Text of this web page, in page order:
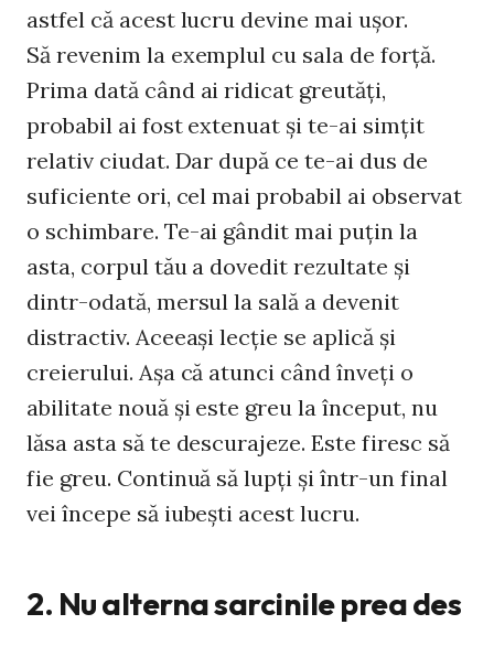
astfel că acest lucru devine mai uşor.
Să revenim la exemplul cu sala de forţă.
Prima dată când ai ridicat greutăţi,
probabil ai fost extenuat şi te-ai simţit
relativ ciudat. Dar după ce te-ai dus de
suficiente ori, cel mai probabil ai observat
o schimbare. Te-ai gândit mai puţin la
asta, corpul tău a dovedit rezultate şi
dintr-odată, mersul la sală a devenit
distractiv. Aceeaşi lecţie se aplică şi
creierului. Aşa că atunci când înveţi o
abilitate nouă şi este greu la început, nu
lăsa asta să te descurajeze. Este firesc să
fie greu. Continuă să lupţi şi într-un final
vei începe să iubeşti acest lucru.
2. Nu alterna sarcinile prea des